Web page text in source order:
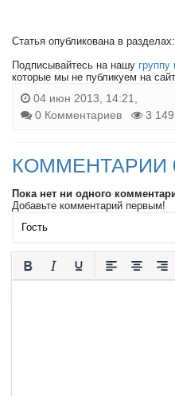
Статья опубликована в разделах:
Подписывайтесь на нашу группу
которые мы не публикуем на
04 июн 2013, 14:21,
0 Комментариев
3 149
КОММЕНТАРИИ
Пока нет ни одного
Добавьте комментарий первым!